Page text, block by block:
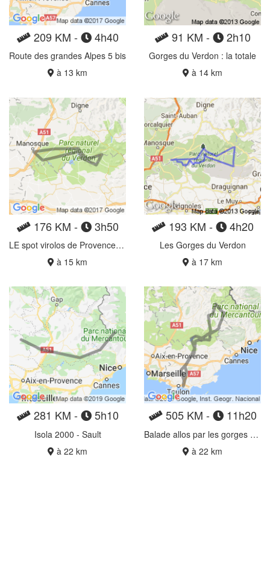
209 KM - 4h40
Route des grandes Alpes 5 bis
à 13 km
91 KM - 2h10
Gorges du Verdon : la totale
à 14 km
176 KM - 3h50
LE spot virolos de Provence : Gorges du Verdon aller-retour avec bonus !
à 15 km
193 KM - 4h20
Les Gorges du Verdon
à 17 km
281 KM - 5h10
Isola 2000 - Sault
à 22 km
505 KM - 11h20
Balade allos par les gorges du verdon
à 22 km